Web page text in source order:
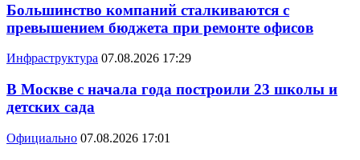
Большинство компаний сталкиваются с
превышением бюджета при ремонте офисов
Инфраструктура 07.08.2026 17:29
В Москве с начала года построили 23 школы и
детских сада
Официально 07.08.2026 17:01